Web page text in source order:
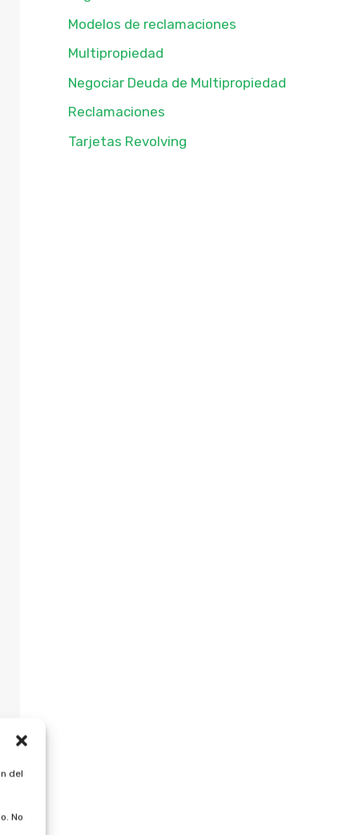
del
No
Modelos de reclamaciones
Multipropiedad
Negociar Deuda de Multipropiedad
Reclamaciones
Tarjetas Revolving